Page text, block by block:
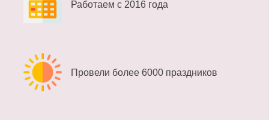
Работаем с 2016 года
Провели более 6000 праздников